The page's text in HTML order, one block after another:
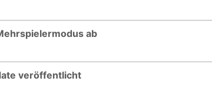
ab
veröffentlicht